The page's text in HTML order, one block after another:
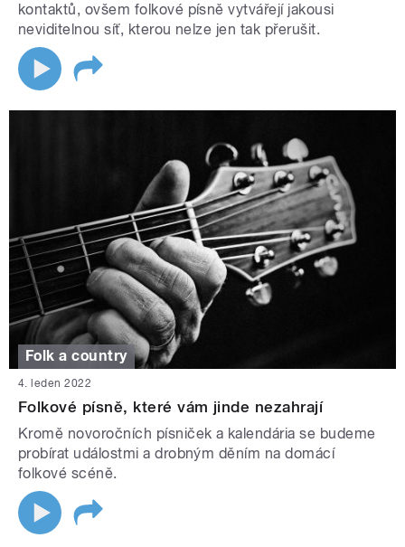
kontaktů, ovšem folkové písně vytvářejí jakousi
neviditelnou síť, kterou nelze jen tak přerušit.
Folk a country
4. leden 2022
Folkové písně, které vám jinde nezahrají
Kromě novoročních písniček a kalendária se budeme
probírat událostmi a drobným děním na domácí
folkové scéně.